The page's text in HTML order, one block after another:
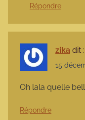
Répondre
zika dit :
15
Oh lala quelle
Répondre